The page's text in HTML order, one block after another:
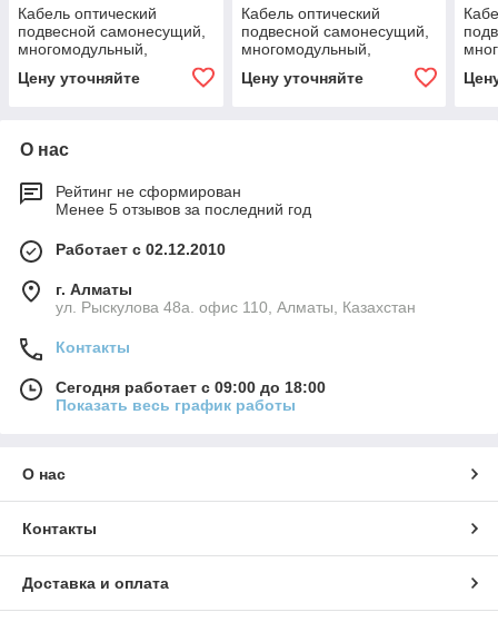
Кабель оптический
подвесной самонесущий,
многомодульный,
стеклонитями, G.652.D, 8
Цену уточняйте
Кабель оптический
подвесной самонесущий,
многомодульный,
стеклонитями, G.652.D, 96
Цену уточняйте
О нас
Рейтинг не сформирован
Менее 5 отзывов за последний год
Работает с 02.12.2010
г. Алматы
ул. Рыскулова 48а. офис 110, Алматы, Казахстан
Контакты
Сегодня работает с 09:00 до 18:00
Показать весь график работы
О нас
Контакты
Доставка и оплата